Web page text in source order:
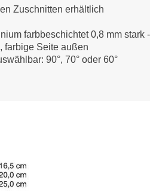
Zuschnitten erhältlich
farbbeschichtet 0,8 mm
farbige Seite außen
90°, 70° oder 60°